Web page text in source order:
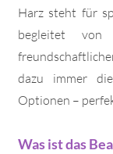
Harz steht für
begleitet von
dazu immer
Optionen –
Was ist das